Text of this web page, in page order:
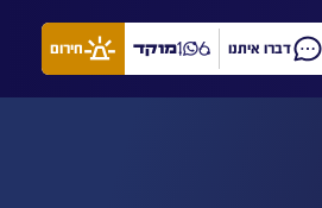
דברו איתנו מוקד חירום